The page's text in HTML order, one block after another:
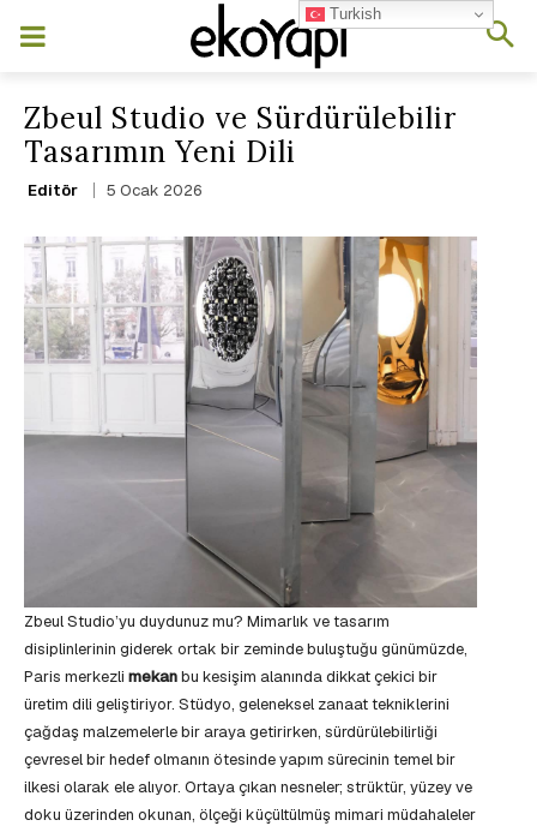
Zbeul Studio ve Sürdürülebilir
Tasarımın Yeni Dili
Editör 5 Ocak 2026
Zbeul Studio’yu duydunuz mu? Mimarlık ve tasarım
disiplinlerinin giderek ortak bir zeminde buluştuğu günümüzde,
Paris merkezli mekanbu kesişim alanında dikkat çekici bir
üretim dili geliştiriyor. Stüdyo, geleneksel zanaat tekniklerini
çağdaş malzemelerle bir araya getirirken, sürdürülebilirliği
çevresel bir hedef olmanın ötesinde yapım sürecinin temel bir
ilkesi olarak ele alıyor. Ortaya çıkan nesneler; strüktür, yüzey ve
doku üzerinden okunan, ölçeği küçültülmüş mimari müdahaleler
Turkish